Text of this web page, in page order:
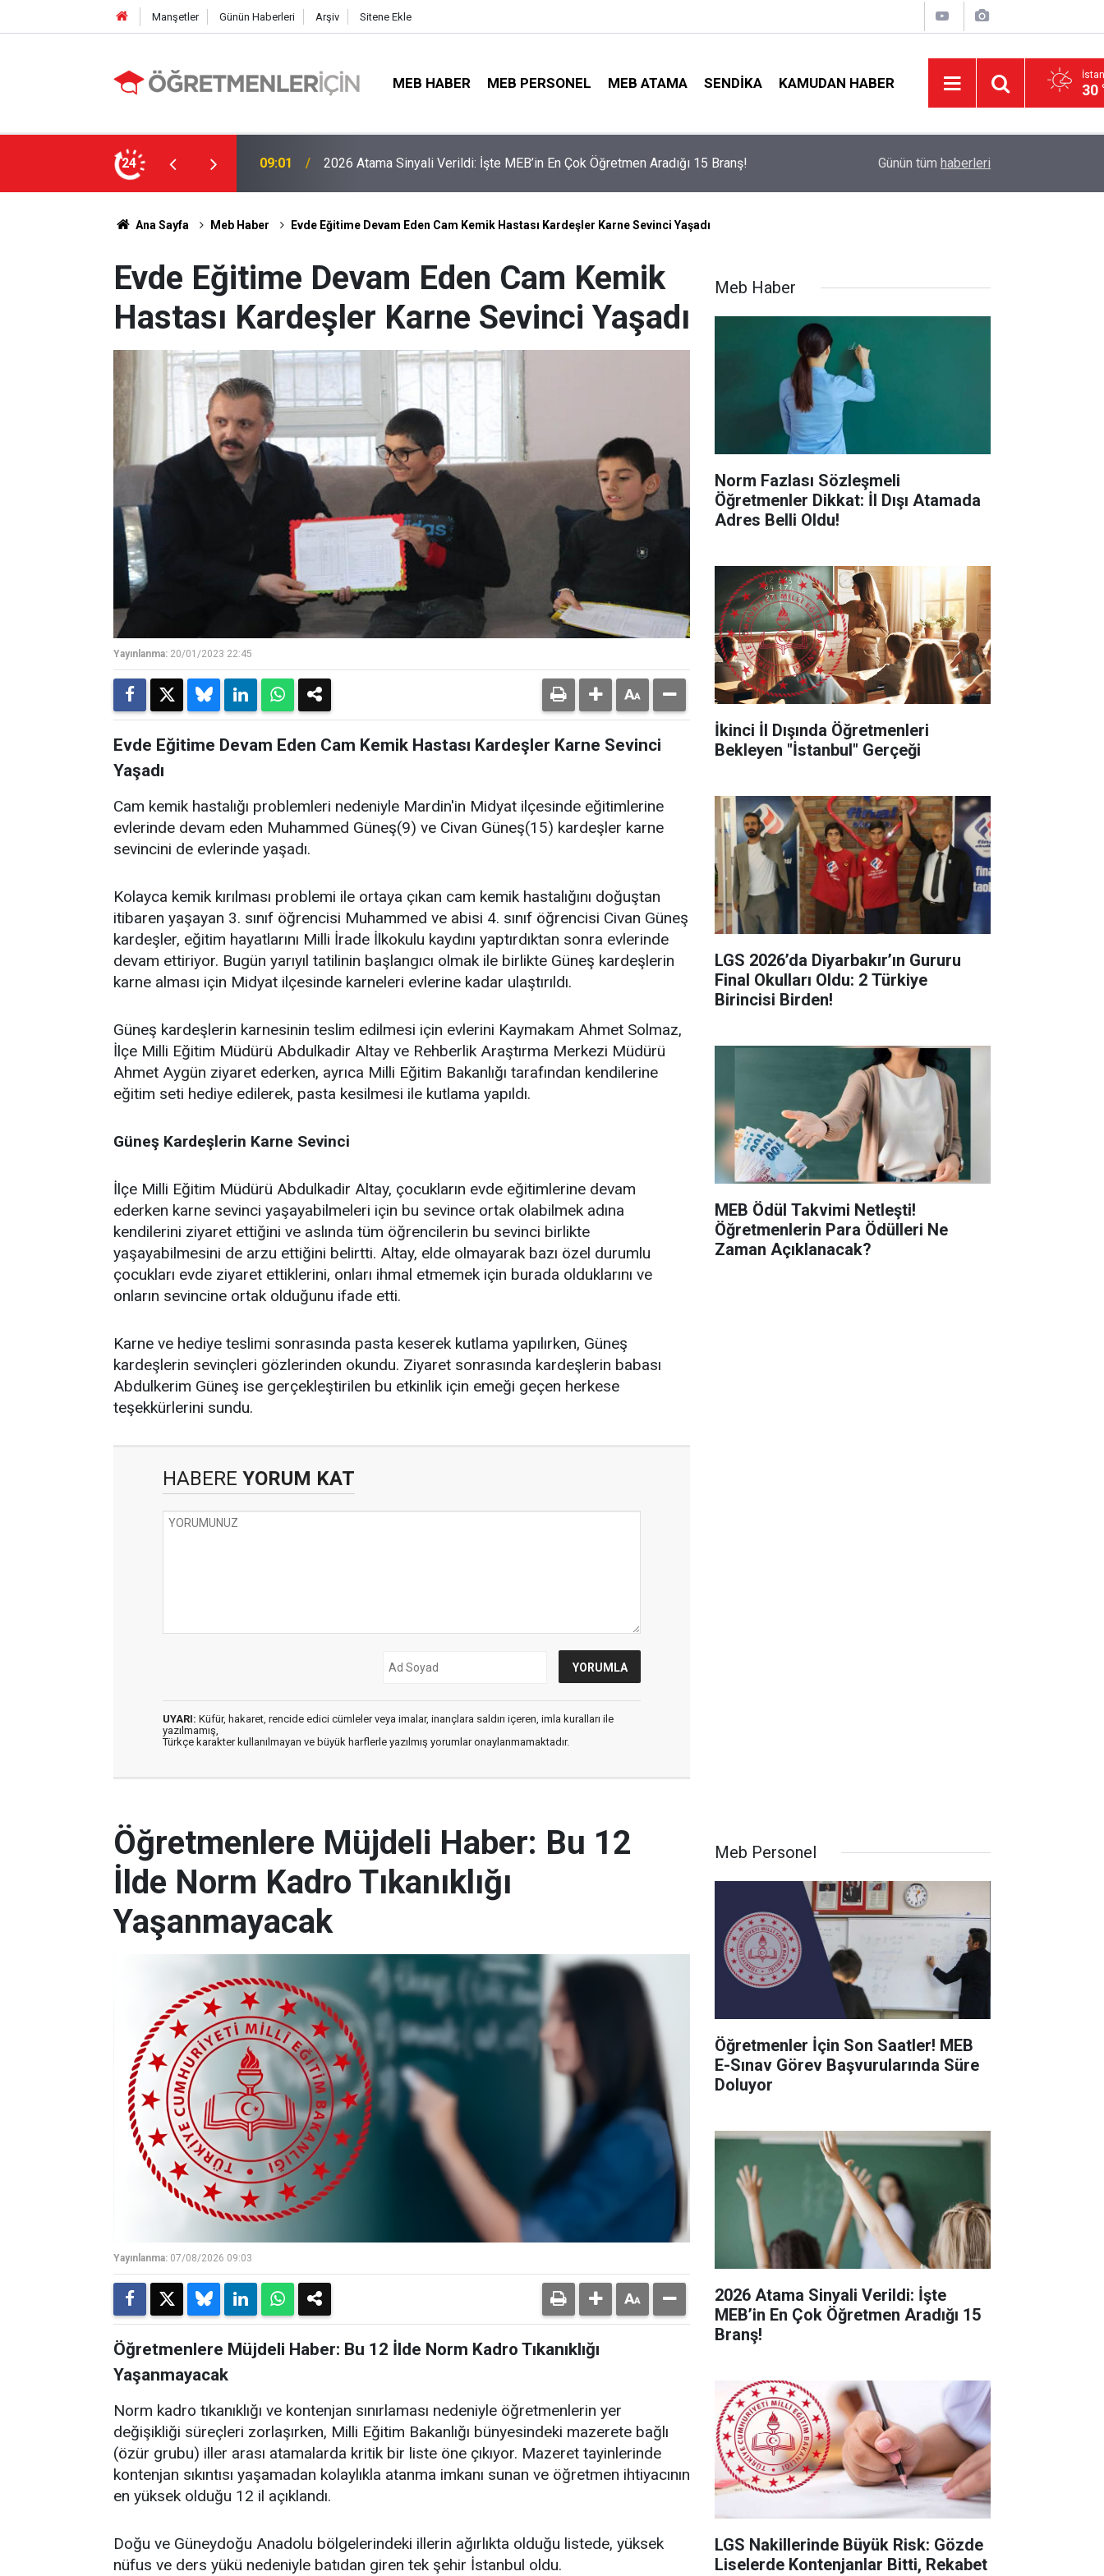
Manşetler Günün Haberleri Arşiv Sitene Ekle
MEB HABER MEB PERSONEL MEB ATAMA SENDIKA KAMUDAN HABER 30
24
En Çok Öğretmen Aradığı 15 Branş! 19:00
LGS Nakillerinde Büyük Risk: Gözde Liselerde Kontenjanlar Bitti, Rekabet
Tavan Yaptı!
İlçe Milli Eğitim Müdürü Ataması Yapıldı
Günün tüm haberleri
Ana Sayfa Meb Haber Evde Eğitime Devam Eden Cam Kemik Hastası Kardeşler Karne Sevinci Yaşadı
Evde Eğitime Devam Eden Cam Kemik
Hastası Kardeşler Karne Sevinci Yaşadı
Yayınlanma: 20/01/2023 22:45
Evde Eğitime Devam Eden Cam Kemik Hastası Kardeşler Karne Sevinci
Yaşadı
Cam kemik hastalığı problemleri nedeniyle Mardin'in Midyat ilçesinde eğitimlerine
evlerinde devam eden Muhammed Güneş(9) ve Civan Güneş(15) kardeşler karne
sevincini de evlerinde yaşadı.
Kolayca kemik kırılması problemi ile ortaya çıkan cam kemik hastalığını doğuştan
itibaren yaşayan 3. sınıf öğrencisi Muhammed ve abisi 4. sınıf öğrencisi Civan Güneş
kardeşler, eğitim hayatlarını Milli İrade İlkokulu kaydını yaptırdıktan sonra evlerinde
devam ettiriyor. Bugün yarıyıl tatilinin başlangıcı olmak ile birlikte Güneş kardeşlerin
karne alması için Midyat ilçesinde karneleri evlerine kadar ulaştırıldı.
Güneş kardeşlerin karnesinin teslim edilmesi için evlerini Kaymakam Ahmet Solmaz,
İlçe Milli Eğitim Müdürü Abdulkadir Altay ve Rehberlik Araştırma Merkezi Müdürü
Ahmet Aygün ziyaret ederken, ayrıca Milli Eğitim Bakanlığı tarafından kendilerine
eğitim seti hediye edilerek, pasta kesilmesi ile kutlama yapıldı.
Güneş Kardeşlerin Karne Sevinci
İlçe Milli Eğitim Müdürü Abdulkadir Altay, çocukların evde eğitimlerine devam
ederken karne sevinci yaşayabilmeleri için bu sevince ortak olabilmek adına
kendilerini ziyaret ettiğini ve aslında tüm öğrencilerin bu sevinci birlikte
yaşayabilmesini de arzu ettiğini belirtti. Altay, elde olmayarak bazı özel durumlu
çocukları evde ziyaret ettiklerini, onları ihmal etmemek için burada olduklarını ve
onların sevincine ortak olduğunu ifade etti.
Karne ve hediye teslimi sonrasında pasta keserek kutlama yapılırken, Güneş
kardeşlerin sevinçleri gözlerinden okundu. Ziyaret sonrasında kardeşlerin babası
Abdulkerim Güneş ise gerçekleştirilen bu etkinlik için emeği geçen herkese
teşekkürlerini sundu.
HABERE YORUM KAT
UYARI: Küfür, hakaret, rencide edici cümleler veya imalar, inançlara saldırı içeren, imla kuralları ile
yazılmamış,
Türkçe karakter kullanılmayan ve büyük harflerle yazılmış yorumlar onaylanmamaktadır.
Meb Haber
Norm Fazlası Sözleşmeli
Öğretmenler Dikkat: İl Dışı Atamada
Adres Belli Oldu!
İkinci İl Dışında Öğretmenleri
Bekleyen "İstanbul" Gerçeği
LGS 2026’da Diyarbakır’ın Gururu
Final Okulları Oldu: 2 Türkiye
Birincisi Birden!
MEB Ödül Takvimi Netleşti!
Öğretmenlerin Para Ödülleri Ne
Zaman Açıklanacak?
Öğretmenlere Müjdeli Haber: Bu 12
İlde Norm Kadro Tıkanıklığı
Yaşanmayacak
Yayınlanma: 07/08/2026 09:03
Öğretmenlere Müjdeli Haber: Bu 12 İlde Norm Kadro Tıkanıklığı
Yaşanmayacak
Norm kadro tıkanıklığı ve kontenjan sınırlaması nedeniyle öğretmenlerin yer
değişikliği süreçleri zorlaşırken, Milli Eğitim Bakanlığı bünyesindeki mazerete bağlı
(özür grubu) iller arası atamalarda kritik bir liste öne çıkıyor. Mazeret tayinlerinde
kontenjan sıkıntısı yaşamadan kolaylıkla atanma imkanı sunan ve öğretmen ihtiyacının
en yüksek olduğu 12 il açıklandı.
Doğu ve Güneydoğu Anadolu bölgelerindeki illerin ağırlıkta olduğu listede, yüksek
nüfus ve ders yükü nedeniyle batıdan giren tek şehir İstanbul oldu.
Meb Personel
Öğretmenler İçin Son Saatler! MEB
E-Sınav Görev Başvurularında Süre
Doluyor
2026 Atama Sinyali Verildi: İşte
MEB’in En Çok Öğretmen Aradığı 15
Branş!
LGS Nakillerinde Büyük Risk: Gözde
Liselerde Kontenjanlar Bitti, Rekabet